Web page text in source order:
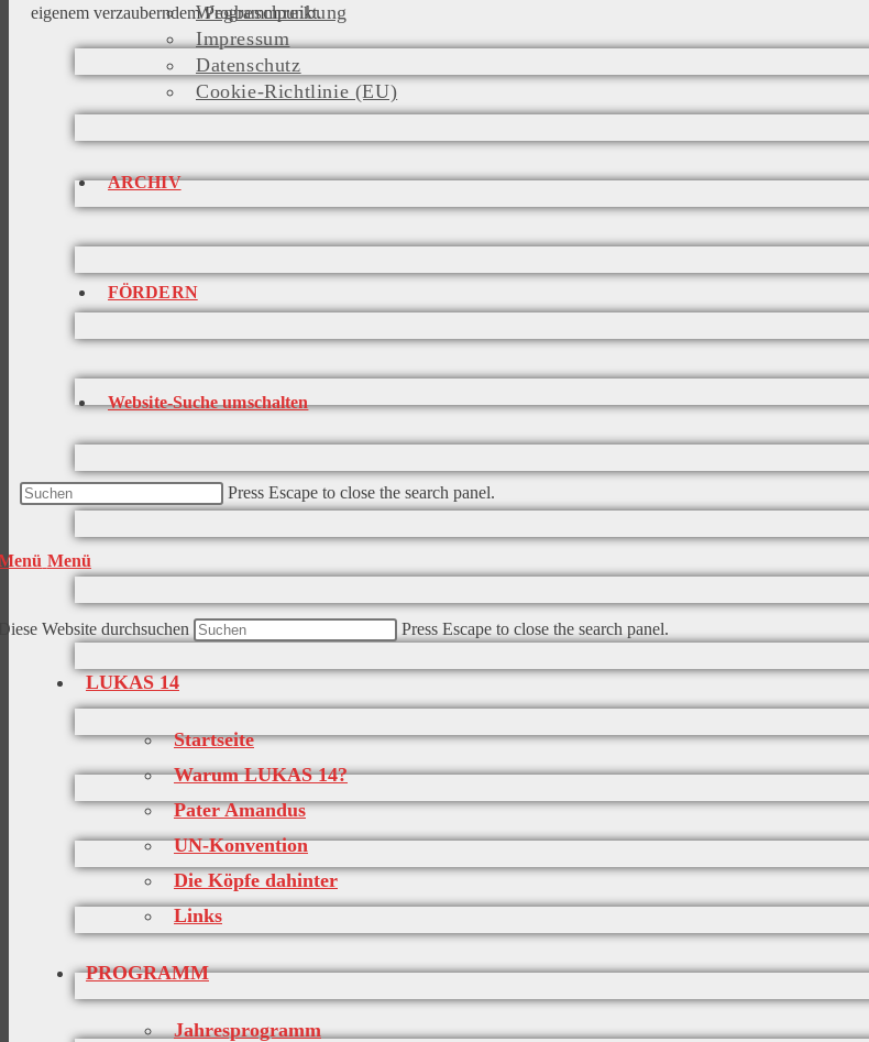
Wegbeschreibung
Impressum
Datenschutz
Cookie-Richtlinie (EU)
ARCHIV
FÖRDERN
Website-Suche umschalten
Press Escape to close the search panel.
Menü
Website durchsuchen Press Escape to close the search panel.
LUKAS 14
Startseite
Warum LUKAS 14?
Pater Amandus
UN-Konvention
Die Köpfe dahinter
Links
PROGRAMM
Jahresprogramm
eigenem verzauberndem Programmpunkt.